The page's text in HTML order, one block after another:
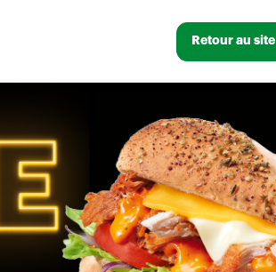
Retour au site